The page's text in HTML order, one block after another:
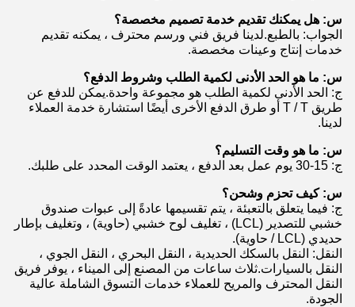
س: هل يمكنك تقديم خدمة تصميم مخصصة؟
الجواب: بالطبع.لدينا فريق فني ورسم محترف ، يمكنه تقديم
خدمات إنتاج وعينات مخصصة.
س: ما هو الحد الأدنى لكمية الطلب وشروط الدفع؟
ج: الحد الأدنى لكمية الطلب هو مجموعة واحدة.يمكن للدفع عن
طريق T / T أو طرق الدفع الأخرى أيضًا استشارة خدمة العملاء
لدينا.
س: ما هو وقت التسليم؟
ج: 15-30 يوم عمل بعد الدفع ، يعتمد الوقت المحدد على طلبك.
س: كيف تحزم وشحن؟
ج: فيما يتعلق بالتعبئة ، يتم تقسيمها عادةً إلى عبوات صندوق
خشبي للتصدير (LCL) ، تغليف لوح خشبي (حاوية) ، وتغليف بإطار
حديدي (LCL / حاوية).
النقل: النقل بالسكك الحديدية ، النقل البحري ، النقل الجوي ،
النقل بالسيارات.ثلاث ساعات من المصنع إلى الميناء ، يوفر فريق
النقل المحترف والمريح للعملاء خدمات التسوق الشاملة عالية
الجودة.